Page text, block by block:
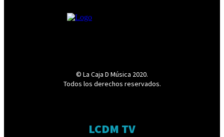
© La Caja D Música 2020.
Todos los derechos reservados.
LCDM TV